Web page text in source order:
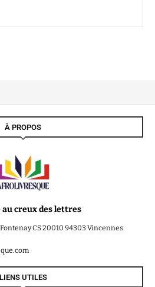
À PROPOS
au creux des lettres
CS 20010 94303 Vincennes
LIENS UTILES